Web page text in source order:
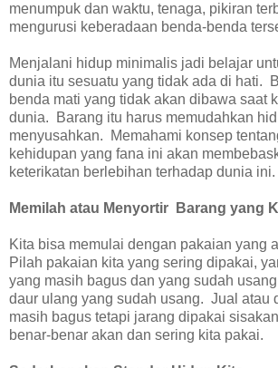
menumpuk dan waktu, tenaga, pikiran
mengurusi keberadaan benda-benda
Menjalani hidup minimalis jadi belajar
dunia itu sesuatu yang tidak ada di hati.
benda mati yang tidak akan dibawa saat
dunia. Barang itu harus memudahkan
menyusahkan. Memahami konsep
kehidupan yang fana ini akan
keterikatan berlebihan terhadap dunia ini.
Memilah atau Menyortir Barang yang
Kita bisa memulai dengan pakaian yang
Pilah pakaian kita yang sering dipakai,
yang masih bagus dan yang sudah
daur ulang yang sudah usang. Jual atau
masih bagus tetapi jarang dipakai
benar-benar akan dan sering kita pakai.